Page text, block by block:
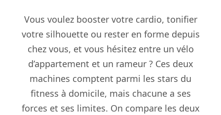
Vous voulez booster votre cardio, tonifier
votre silhouette ou rester en forme depuis
chez vous, et vous hésitez entre un vélo
d’appartement et un rameur ? Ces deux
machines comptent parmi les stars du
fitness à domicile, mais chacune a ses
forces et ses limites. On compare les deux